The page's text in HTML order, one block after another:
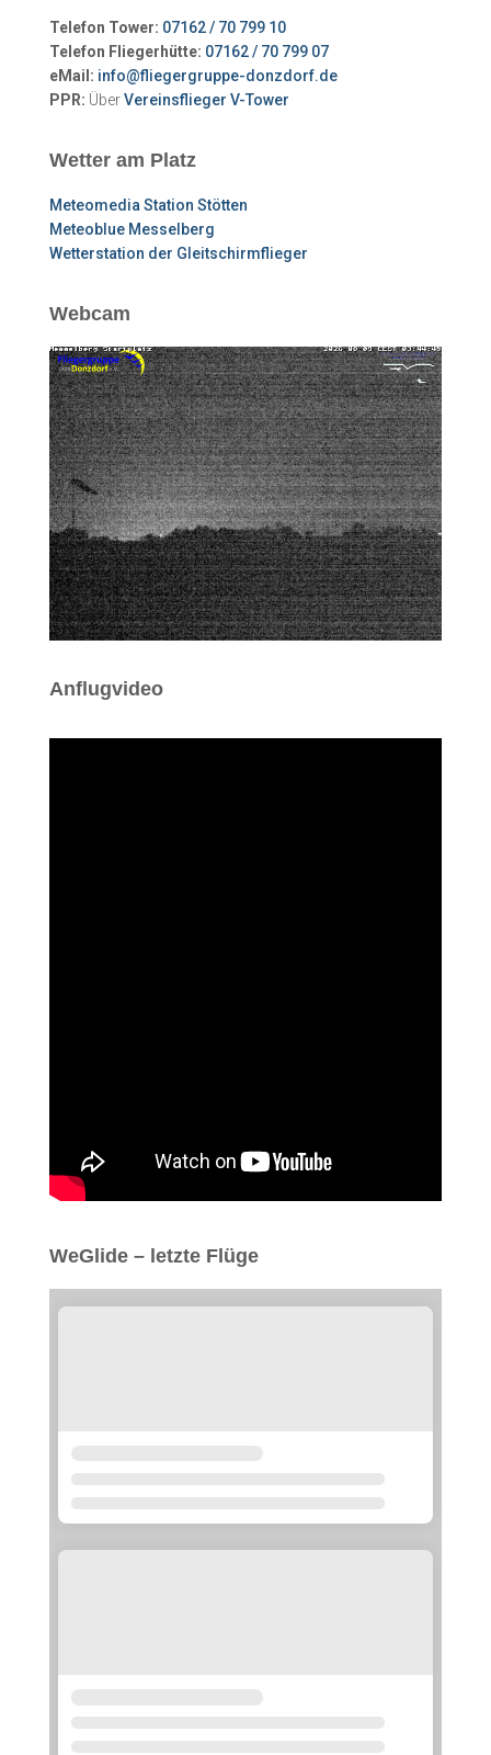
Telefon Tower: 07162 / 70 799 10
Telefon Fliegerhütte: 07162 / 70 799 07
eMail: info@fliegergruppe-donzdorf.de
PPR: ÜberVereinsflieger V-Tower
Wetter am Platz
Meteomedia Station Stötten
Meteoblue Messelberg
Wetterstation der Gleitschirmflieger
Webcam
Anflugvideo
WeGlide – letzte Flüge